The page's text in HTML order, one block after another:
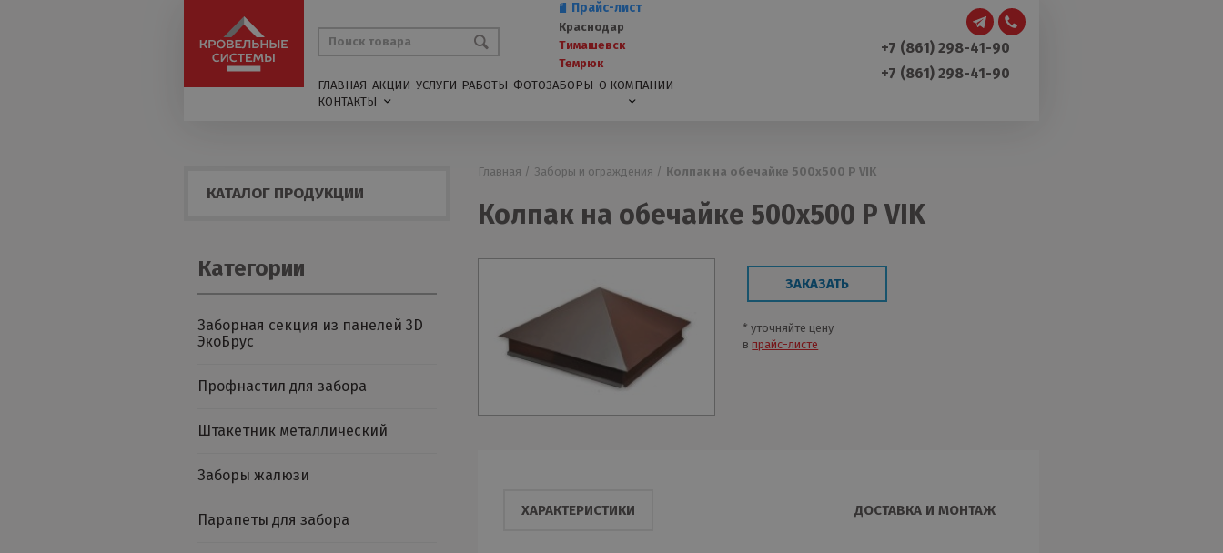
Прайс-лист
Краснодар
Тимашевск
Темрюк
ГЛАВНАЯ АКЦИИ УСЛУГИ РАБОТЫ ФОТОЗАБОРЫ О КОМПАНИИ
КОНТАКТЫ
+7 (861) 298-41-90
+7 (861) 298-41-90
КАТАЛОГ ПРОДУКЦИИ
Категории
Заборная секция из панелей 3D
ЭкоБрус
Профнастил для забора
Штакетник металлический
Заборы жалюзи
Парапеты для забора
Главная / Заборы и ограждения / Колпак на обечайке 500х500 P VIK
Колпак на обечайке 500х500 P VIK
ЗАКАЗАТЬ
* уточняйте цену
впрайс-листе
ХАРАКТЕРИСТИКИ ДОСТАВКА И МОНТАЖ